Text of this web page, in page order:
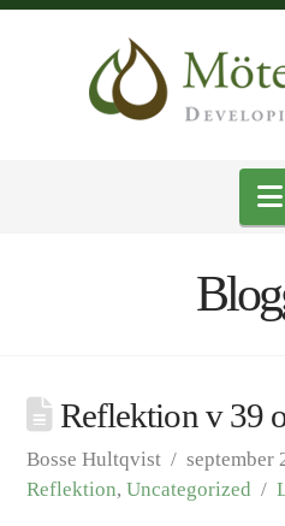
Reflektion v 39
Bosse Hultqvist
september
Reflektion,Uncategorized